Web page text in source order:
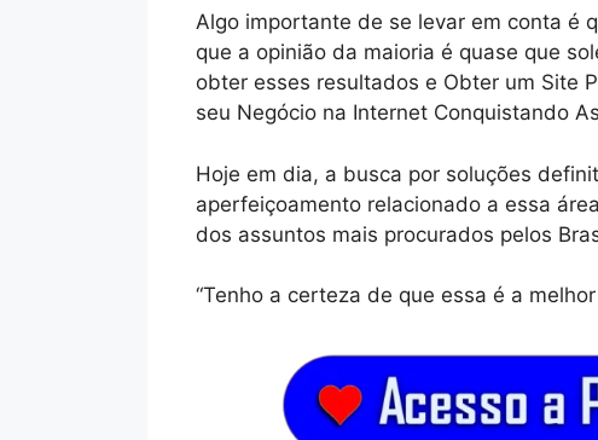
Algo importante de se levar em conta é
que a opinião da maioria é quase que
obter esses resultados e Obter um Site
seu Negócio na Internet Conquistando
Hoje em dia, a busca por soluções
aperfeiçoamento relacionado a essa
dos assuntos mais procurados pelos
“Tenho a certeza de que essa é a